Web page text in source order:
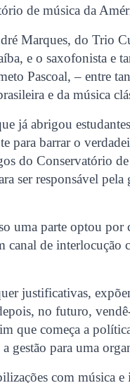
de música da
Marques, do Trio
e o saxofonista e
Pascoal, – entre
e da música
já abrigou
para barrar o
do Conservatório
ser responsável pela
uma parte optou por
canal de interlocução
justificativas,
no futuro,
que começa a
gestão para uma
com música e